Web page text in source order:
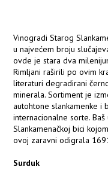
Vinogradi Starog
u najvećem broju
ovde je stara dva
Rimljani raširili po ovim
literaturi degradirani
minerala. Sortiment je
autohtone slankamenke i
internacionalne sorte.
Slankamenačkoj bici
ovoj zaravni odigrala
Surduk